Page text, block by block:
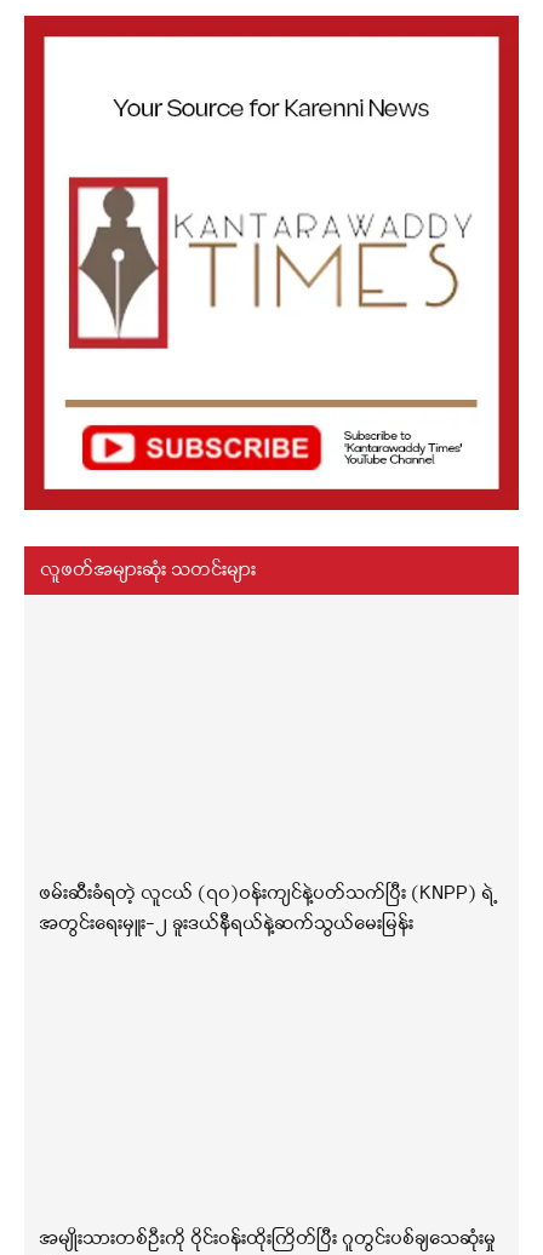
လူဖတ်အများဆုံး သတင်းများ
ဖမ်းဆီးခံရတဲ့ လူငယ် (၇၀)ဝန်းကျင်နဲ့ပတ်သက်ပြီး (KNPP) ရဲ့
အတွင်းရေးမှူး-၂ ခူးဒယ်နီရယ်နဲ့ဆက်သွယ်မေးမြန်း
အမျိုးသားတစ်ဦးကို ဝိုင်းဝန်းထိုးကြိတ်ပြီး ဂူတွင်းပစ်ချသေဆုံးမှု